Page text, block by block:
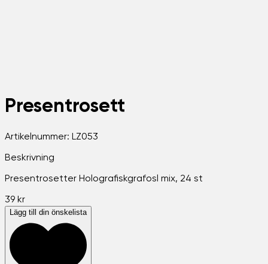
Presentrosett
Artikelnummer: LZ053
Beskrivning
Presentrosetter Holografiskgrafosl mix, 24 st
39 kr
Lägg till din önskelista